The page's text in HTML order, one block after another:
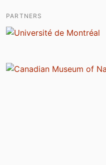
PARTNERS